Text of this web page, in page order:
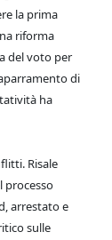
la prima
riforma
del voto per
di
ha
Risale
processo
arrestato e
sulle